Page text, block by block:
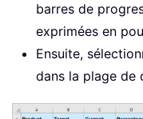
barres de
exprimées en
Ensuite,
dans la plage de